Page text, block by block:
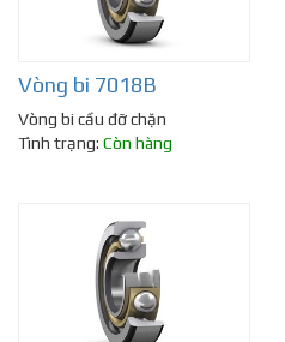
Vòng bi 7018B
Vòng bi cầu đỡ chặn
Tình trạng: Còn hàng